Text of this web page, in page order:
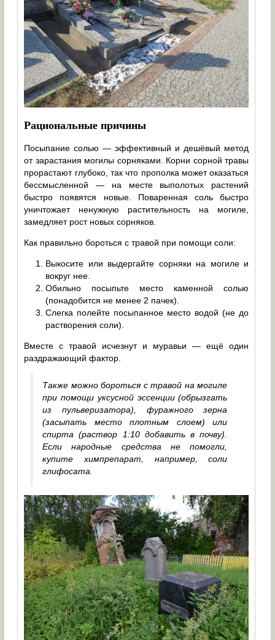
Рациональные причины
Посыпание солью — эффективный и дешёвый метод
от зарастания могилы сорняками. Корни сорной травы
прорастают глубоко, так что прополка может оказаться
бессмысленной — на месте выполотых растений
быстро появятся новые. Поваренная соль быстро
уничтожает ненужную растительность на могиле,
замедляет рост новых сорняков.
Как правильно бороться с травой при помощи соли:
Выкосите или выдергайте сорняки на могиле и
вокруг нее.
Обильно посыпьте место каменной солью
(понадобится не менее 2 пачек).
Слегка полейте посыпанное место водой (не до
растворения соли).
Вместе с травой исчезнут и муравьи — ещё один
раздражающий фактор.
Также можно бороться с травой на могиле
при помощи уксусной эссенции (обрызгать
из пульверизатора), фуражного зерна
(засыпать место плотным слоем) или
спирта (раствор 1:10 добавить в почву).
Если народные средства не помогли,
купите химпрепарат, например, соли
глифосата.